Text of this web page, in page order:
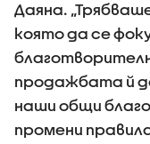
Даяна.
която да се
продажбата й
наши общи
промени